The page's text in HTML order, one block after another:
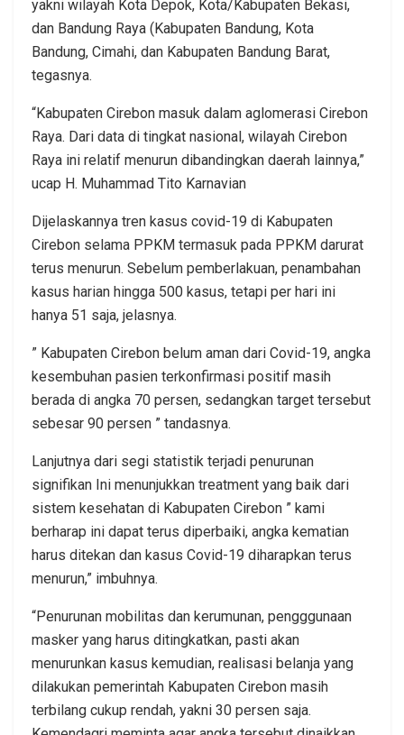
yakni wilayah Kota Depok, Kota/Kabupaten Bekasi,
dan Bandung Raya (Kabupaten Bandung, Kota
Bandung, Cimahi, dan Kabupaten Bandung Barat,
tegasnya.
“Kabupaten Cirebon masuk dalam aglomerasi Cirebon
Raya. Dari data di tingkat nasional, wilayah Cirebon
Raya ini relatif menurun dibandingkan daerah lainnya,”
ucap H. Muhammad Tito Karnavian
Dijelaskannya tren kasus covid-19 di Kabupaten
Cirebon selama PPKM termasuk pada PPKM darurat
terus menurun. Sebelum pemberlakuan, penambahan
kasus harian hingga 500 kasus, tetapi per hari ini
hanya 51 saja, jelasnya.
” Kabupaten Cirebon belum aman dari Covid-19, angka
kesembuhan pasien terkonfirmasi positif masih
berada di angka 70 persen, sedangkan target tersebut
sebesar 90 persen ” tandasnya.
Lanjutnya dari segi statistik terjadi penurunan
signifikan Ini menunjukkan treatment yang baik dari
sistem kesehatan di Kabupaten Cirebon ” kami
berharap ini dapat terus diperbaiki, angka kematian
harus ditekan dan kasus Covid-19 diharapkan terus
menurun,” imbuhnya.
“Penurunan mobilitas dan kerumunan, pengggunaan
masker yang harus ditingkatkan, pasti akan
menurunkan kasus kemudian, realisasi belanja yang
dilakukan pemerintah Kabupaten Cirebon masih
terbilang cukup rendah, yakni 30 persen saja.